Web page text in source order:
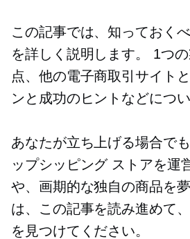
この記事では、知っておく
を詳しく説明します。 1つ
点、他の電子商取引サイト
ンと成功のヒントなどにつ
あなたが立ち上げる場合でも
ップシッピング ストアを運
や、画期的な独自の商品を
は、この記事を読み進めて
を見つけてください。